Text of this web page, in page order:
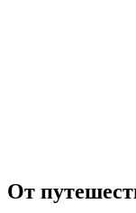
От